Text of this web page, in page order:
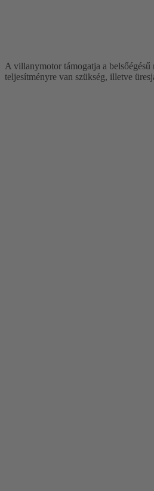
A villanymotor támogatja a
teljesítményre van szükség, illetve